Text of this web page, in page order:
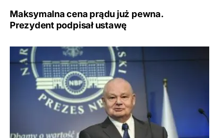
Maksymalna cena prądu już pewna.
Prezydent podpisał ustawę